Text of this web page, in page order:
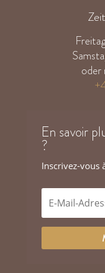
oder
En savoir
?
Inscrivez-vous